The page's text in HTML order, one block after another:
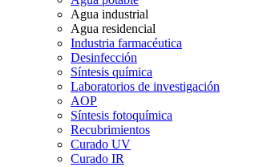
Agua industrial
Agua residencial
Industria farmacéutica
Desinfección
Síntesis química
Laboratorios de investigación
AOP
Síntesis fotoquímica
Recubrimientos
Curado UV
Curado IR